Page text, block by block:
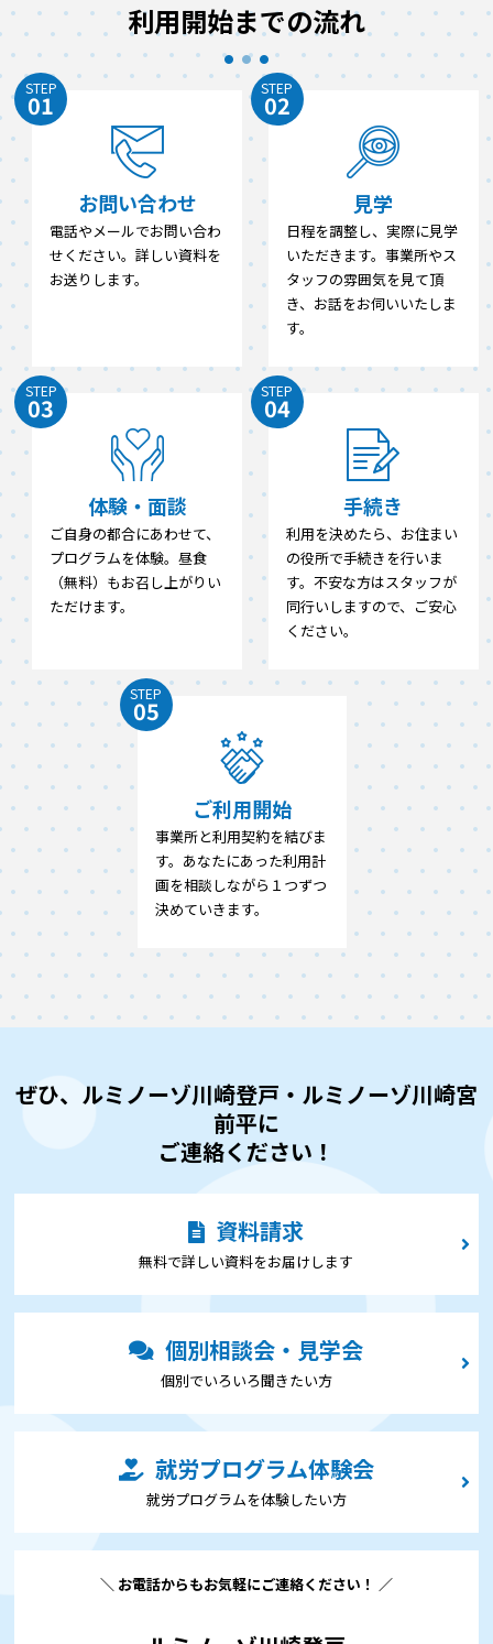
利用開始までの流れ
STEP
01
お問い合わせ
電話やメールでお問い合わ
せください。詳しい資料を
お送りします。
STEP
02
見学
日程を調整し、実際に見学
いただきます。事業所やス
タッフの雰囲気を見て頂
き、お話をお伺いいたしま
す。
STEP
03
体験・面談
ご自身の都合にあわせて、
プログラムを体験。昼食
（無料）もお召し上がりい
ただけます。
STEP
04
手続き
利用を決めたら、お住まい
の役所で手続きを行いま
す。不安な方はスタッフが
同行いしますので、ご安心
ください。
STEP
05
ご利用開始
事業所と利用契約を結びま
す。あなたにあった利用計
画を相談しながら１つずつ
決めていきます。
ぜひ、ルミノーゾ川崎登戸・ルミノーゾ川崎宮
前平に
ご連絡ください！
資料請求
無料で詳しい資料をお届けします
個別相談会・見学会
個別でいろいろ聞きたい⽅
就労プログラム体験会
就労プログラムを体験したい⽅
＼ お電話からもお気軽にご連絡ください！ ／